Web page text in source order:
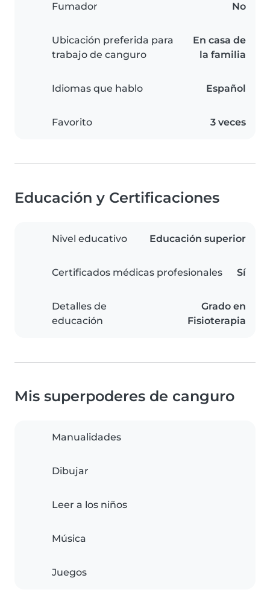
Fumador No
Ubicación preferida para
trabajo de canguro
En casa de
la familia
Idiomas que hablo Español
Favorito 3 veces
Educación y Certificaciones
Nivel educativo Educación superior
Certificados médicas profesionales Sí
Detalles de
educación
Grado en
Fisioterapia
Mis superpoderes de canguro
Manualidades
Dibujar
Leer a los niños
Música
Juegos